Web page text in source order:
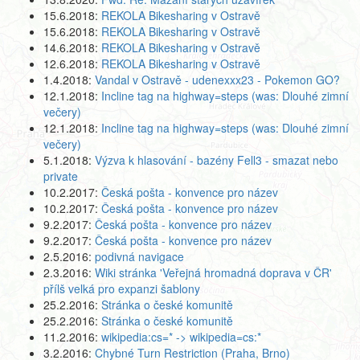
15.6.2018: REKOLA Bikesharing v Ostravě
15.6.2018: REKOLA Bikesharing v Ostravě
14.6.2018: REKOLA Bikesharing v Ostravě
12.6.2018: REKOLA Bikesharing v Ostravě
1.4.2018: Vandal v Ostravě - udenexxx23 - Pokemon GO?
12.1.2018: Incline tag na highway=steps (was: Dlouhé zimní
večery)
12.1.2018: Incline tag na highway=steps (was: Dlouhé zimní
večery)
5.1.2018: Výzva k hlasování - bazény Fell3 - smazat nebo
private
10.2.2017: Česká pošta - konvence pro název
10.2.2017: Česká pošta - konvence pro název
9.2.2017: Česká pošta - konvence pro název
9.2.2017: Česká pošta - konvence pro název
2.5.2016: podivná navigace
2.3.2016: Wiki stránka 'Veřejná hromadná doprava v ČR'
přílš velká pro expanzi šablony
25.2.2016: Stránka o české komunitě
25.2.2016: Stránka o české komunitě
11.2.2016: wikipedia:cs=* -> wikipedia=cs:*
3.2.2016: Chybné Turn Restriction (Praha, Brno)